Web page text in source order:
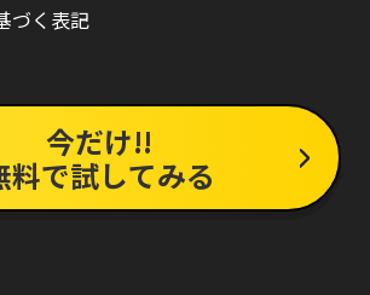
づく表記
今だけ!!
料で試してみる